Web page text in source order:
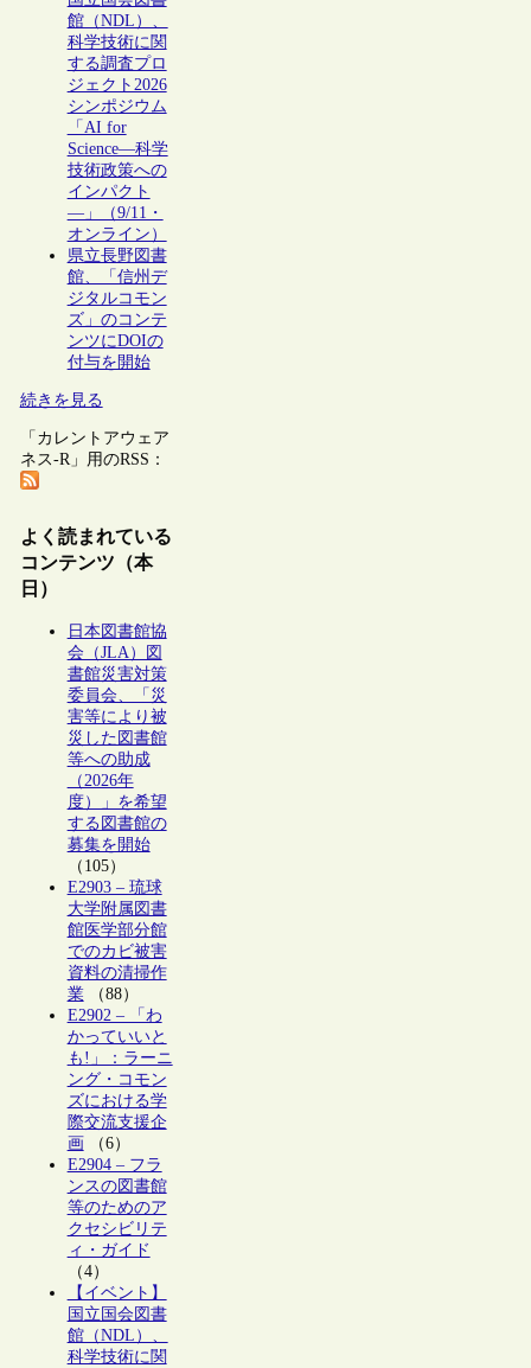
館（NDL）、
科学技術に関
する調査プロ
ジェクト2026
シンポジウム
「AI for
Science―科学
技術政策への
インパクト
―」（9/11・
オンライン）
県立長野図書
館、「信州デ
ジタルコモン
ズ」のコンテ
ンツにDOIの
付与を開始
続きを見る
「カレントアウェア
ネス-R」用のRSS：
よく読まれている
コンテンツ（本
日）
日本図書館協
会（JLA）図
書館災害対策
委員会、「災
害等により被
災した図書館
等への助成
（2026年
度）」を希望
する図書館の
募集を開始
（105）
E2903 – 琉球
大学附属図書
館医学部分館
でのカビ被害
資料の清掃作
業（88）
E2902 – 「わ
かっていいと
も!」：ラーニ
ング・コモン
ズにおける学
際交流支援企
画 （6）
E2904 – フラ
ンスの図書館
等のためのア
クセシビリテ
ィ・ガイド
（4）
【イベント】
国立国会図書
館（NDL）、
科学技術に関